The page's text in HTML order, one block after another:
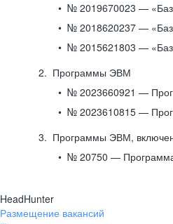
№ 2019670023 —
№ 2018620237 —
№ 2015621803 —
Программы ЭВМ
№ 2023660921 —
№ 2023610815 —
Программы ЭВМ,
№ 20750 — Программа
HeadHunter
Размещение вакансий